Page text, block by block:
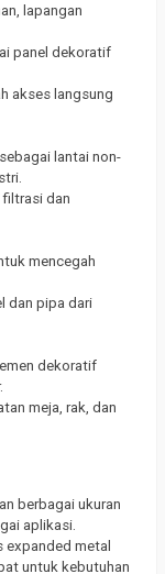
lapangan
panel dekoratif
akses langsung
lantai non-
filtrasi dan
mencegah
dan pipa dari
dekoratif
meja, rak, dan
berbagai ukuran
aplikasi.
expanded metal
untuk kebutuhan